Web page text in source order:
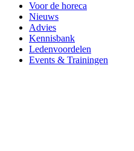
Voor de horeca
Nieuws
Advies
Kennisbank
Ledenvoordelen
Events & Trainingen